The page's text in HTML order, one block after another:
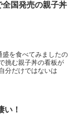
国発売の親子丼
盛を食べてみましたの
挑む親子丼の看板が
分だけではないは
い！